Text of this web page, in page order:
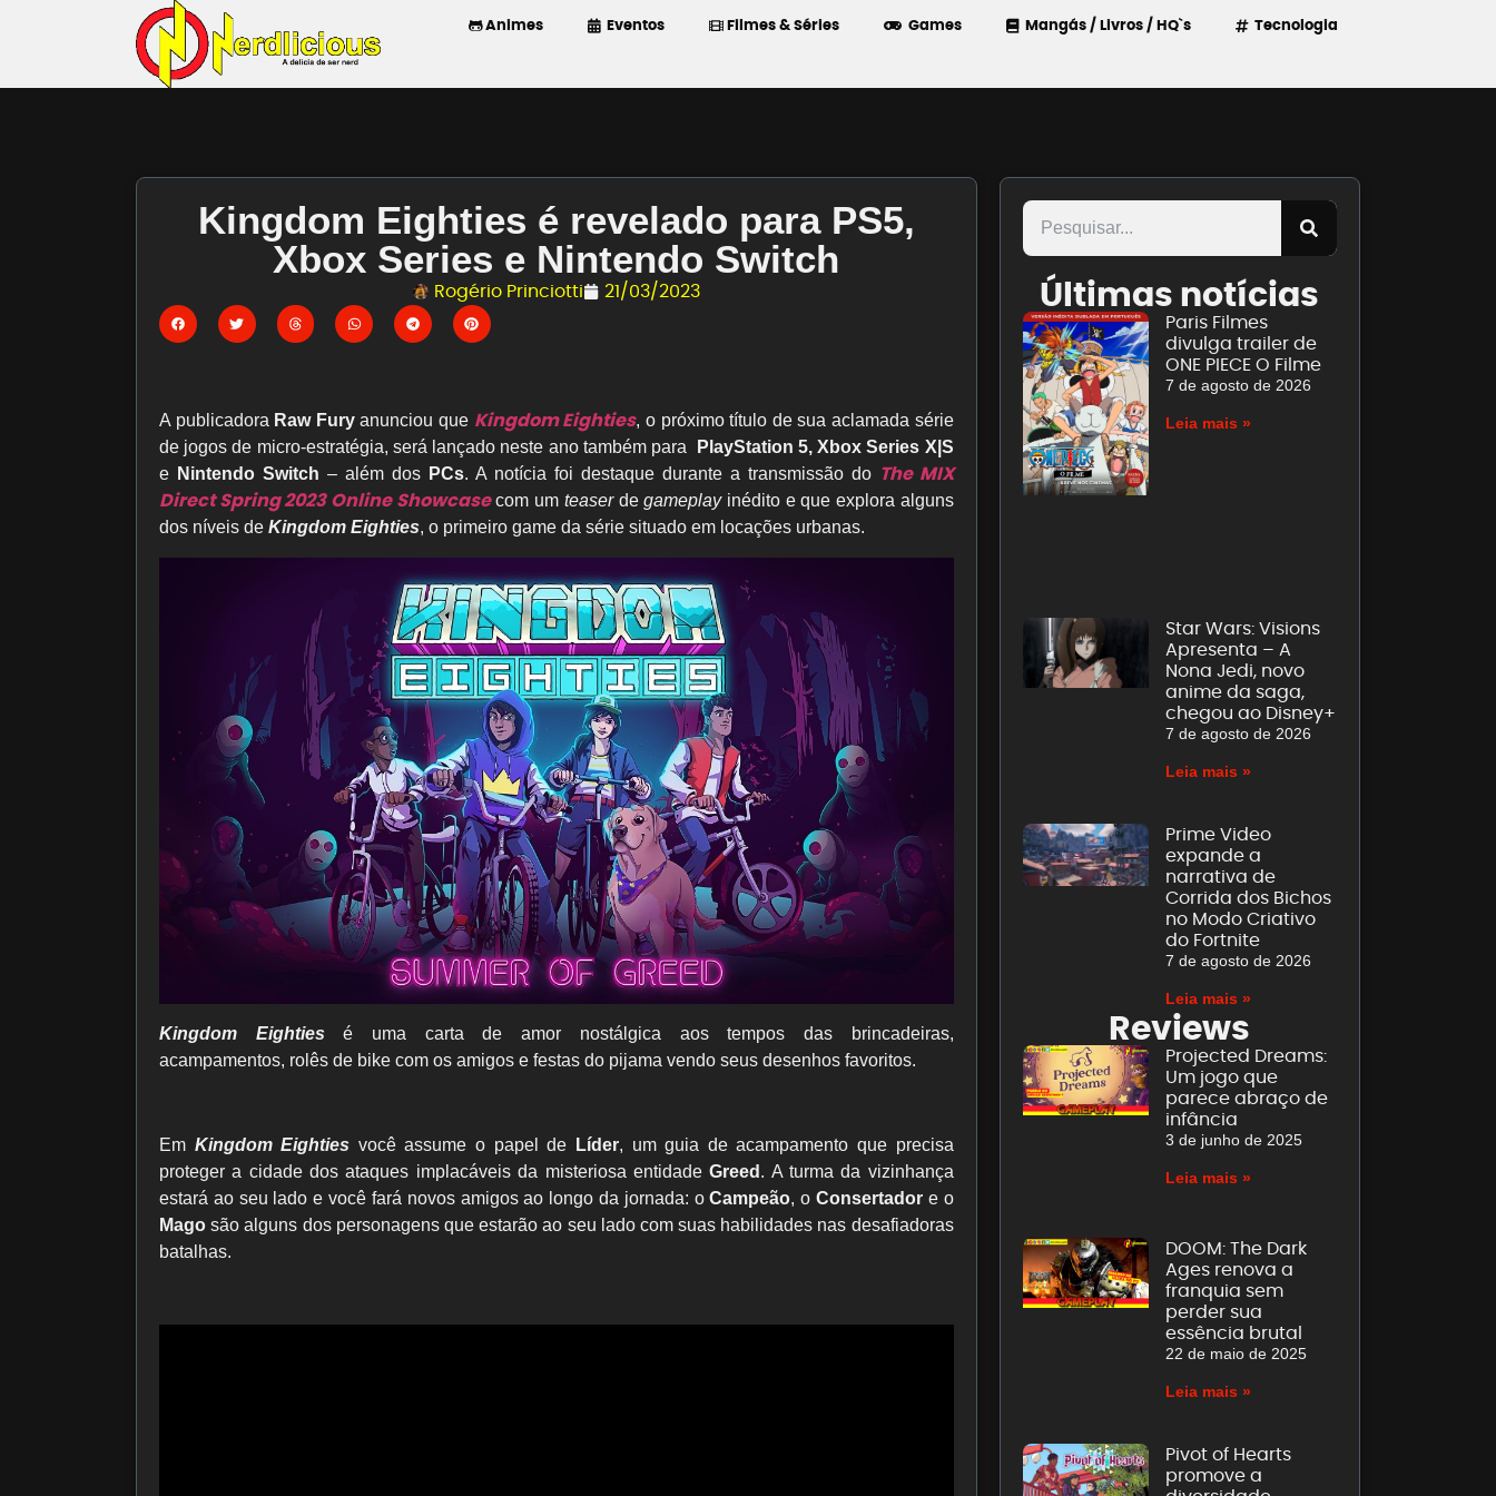
Animes Eventos Filmes & Séries Games Mangás / Livros / HQ`s Tecnologia
Kingdom Eighties é revelado para PS5,
Xbox Series e Nintendo Switch
Rogério Princiotti 21/03/2023
A publicadora Raw Furyanunciou que Kingdom Eighties, o próximo título de sua aclamada série
de jogos de micro-estratégia, será lançado neste ano também para
PlayStation 5, Xbox Series X|S
e Nintendo Switch – além dos PCs. A notícia foi destaque durante a transmissão do The MIX
Direct Spring 2023 Online Showcasecom um teaserdegameplayinédito e que explora alguns
dos níveis de Kingdom Eighties, o primeiro game da série situado em locações urbanas.
Kingdom Eighties é uma carta de amor nostálgica aos tempos das brincadeiras,
acampamentos, rolês de bike com os amigos e festas do pijama vendo seus desenhos favoritos.
Em Kingdom Eighties você assume o papel de Líder, um guia de acampamento que precisa
proteger a cidade dos ataques implacáveis da misteriosa entidadeGreed . A turma da vizinhança
estará ao seu lado e você fará novos amigos ao longo da jornada: oCampeão, oConsertador e o
Mago são alguns dos personagens que estarão ao seu lado com suas habilidades nas desafiadoras
batalhas.
Últimas notícias
Paris Filmes
divulga trailer de
ONE PIECE O Filme
7 de agosto de 2026
Leia mais »
Star Wars: Visions
Apresenta – A
Nona Jedi, novo
anime da saga,
chegou ao Disney+
7 de agosto de 2026
Leia mais »
Prime Video
expande a
narrativa de
Corrida dos Bichos
no Modo Criativo
do Fortnite
7 de agosto de 2026
Leia mais »
Reviews
Projected Dreams:
Um jogo que
parece abraço de
infância
3 de junho de 2025
Leia mais »
DOOM: The Dark
Ages renova a
franquia sem
perder sua
essência brutal
22 de maio de 2025
Leia mais »
Pivot of Hearts
promove a